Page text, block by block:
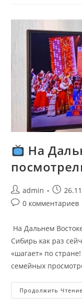
На
admin
0 комментариев
На Дальнем
Сибирь как раз
«шагает» по
семейных
Продолжить Чтение